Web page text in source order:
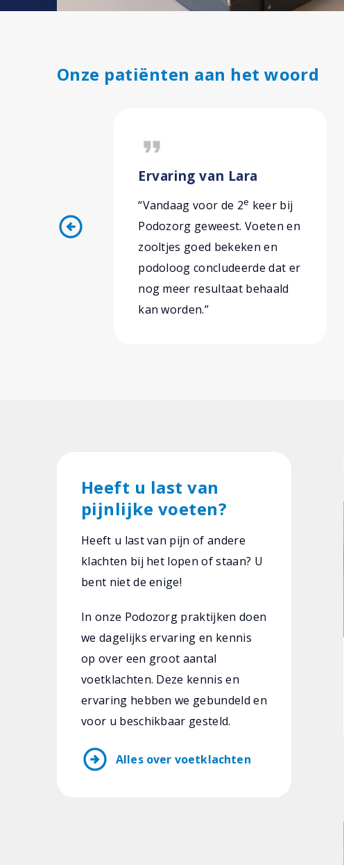
Onze patiënten aan het woord
arrow_circle_left
format_quote
Ervaring van Lara
“Vandaag voor de 2e keer bij
Podozorg geweest. Voeten en
zooltjes goed bekeken en
podoloog concludeerde dat er
nog meer resultaat behaald
kan worden.”
Heeft u last van
pijnlijke voeten?
Heeft u last van pijn of andere
klachten bij het lopen of staan? U
bent niet de enige!
In onze Podozorg praktijken doen
we dagelijks ervaring en kennis
op over een groot aantal
voetklachten. Deze kennis en
ervaring hebben we gebundeld en
voor u beschikbaar gesteld.
arrow_circle_right Alles over voetklachten